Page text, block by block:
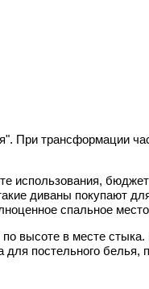
При трансформации
использования,
диваны покупают
спальное
высоте в месте стыка.
постельного